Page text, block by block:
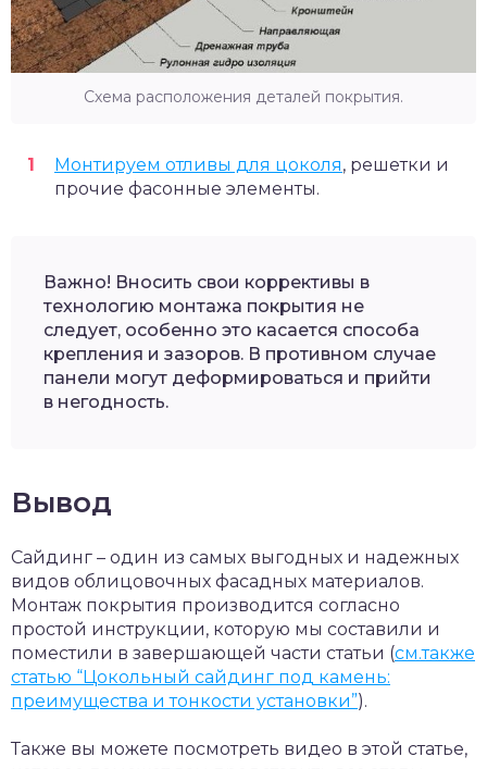
Схема расположения деталей покрытия.
Монтируем отливы для цоколя, решетки и
прочие фасонные элементы.
Важно! Вносить свои коррективы в
технологию монтажа покрытия не
следует, особенно это касается способа
крепления и зазоров. В противном случае
панели могут деформироваться и прийти
в негодность.
Вывод
Сайдинг – один из самых выгодных и надежных
видов облицовочных фасадных материалов.
Монтаж покрытия производится согласно
простой инструкции, которую мы составили и
поместили в завершающей части статьи (см.также
статью “Цокольный сайдинг под камень:
преимущества и тонкости установки”).
Также вы можете посмотреть видео в этой статье,